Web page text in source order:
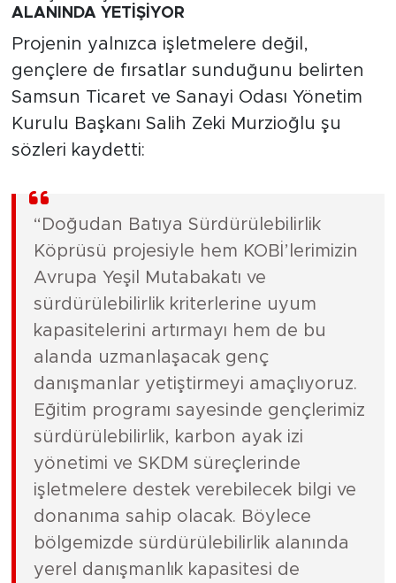
ALANINDA YETİŞİYOR
Projenin yalnızca işletmelere değil,
gençlere de fırsatlar sunduğunu belirten
Samsun Ticaret ve Sanayi Odası Yönetim
Kurulu Başkanı Salih Zeki Murzioğlu şu
sözleri kaydetti:
“Doğudan Batıya Sürdürülebilirlik
Köprüsü projesiyle hem KOBİ’lerimizin
Avrupa Yeşil Mutabakatı ve
sürdürülebilirlik kriterlerine uyum
kapasitelerini artırmayı hem de bu
alanda uzmanlaşacak genç
danışmanlar yetiştirmeyi amaçlıyoruz.
Eğitim programı sayesinde gençlerimiz
sürdürülebilirlik, karbon ayak izi
yönetimi ve SKDM süreçlerinde
işletmelere destek verebilecek bilgi ve
donanıma sahip olacak. Böylece
bölgemizde sürdürülebilirlik alanında
yerel danışmanlık kapasitesi de